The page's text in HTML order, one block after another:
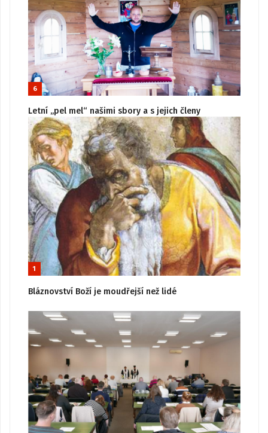
6
Letní „pel mel“ našimi sbory a s jejich členy
1
Bláznovství Boží je moudřejší než lidé